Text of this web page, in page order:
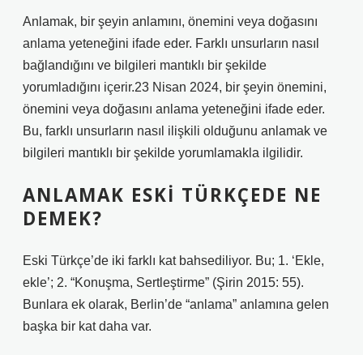
Anlamak, bir şeyin anlamını, önemini veya doğasını
anlama yeteneğini ifade eder. Farklı unsurların nasıl
bağlandığını ve bilgileri mantıklı bir şekilde
yorumladığını içerir.23 Nisan 2024, bir şeyin önemini,
önemini veya doğasını anlama yeteneğini ifade eder.
Bu, farklı unsurların nasıl ilişkili olduğunu anlamak ve
bilgileri mantıklı bir şekilde yorumlamakla ilgilidir.
ANLAMAK ESKI TÜRKÇEDE NE
DEMEK?
Eski Türkçe’de iki farklı kat bahsediliyor. Bu; 1. ‘Ekle,
ekle’; 2. “Konuşma, Sertleştirme” (Şirin 2015: 55).
Bunlara ek olarak, Berlin’de “anlama” anlamına gelen
başka bir kat daha var.